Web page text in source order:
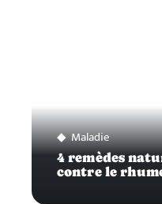
Maladie
4 remèdes
contre le